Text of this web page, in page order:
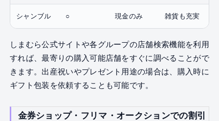
シャンブル ○ 現金のみ 雑貨も充実
しまむら公式サイトや各グループの店舗検索機能を利用
すれば、最寄りの購入可能店舗をすぐに調べることがで
きます。出産祝いやプレゼント用途の場合は、購入時に
ギフト包装を依頼することも可能です。
金券ショップ・フリマ・オークションでの割引